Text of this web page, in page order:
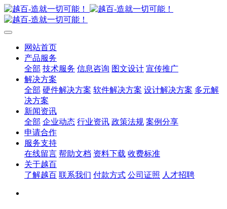
网站首页
产品服务
全部 技术服务 信息咨询 图文设计 宣传推广
解决方案
全部 硬件解决方案 软件解决方案 设计解决方案 多元解
决方案
新闻资讯
全部 企业动态 行业资讯 政策法规 案例分享
申请合作
服务支持
在线留言 帮助文档 资料下载 收费标准
关于越百
了解越百 联系我们 付款方式 公司证照 人才招聘